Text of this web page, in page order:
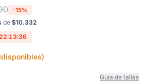
-15%
de $10.332
disponibles)
Guía de tallas